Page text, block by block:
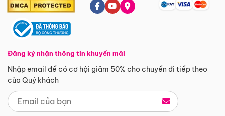
Đăng ký nhận thông tin khuyến mãi
Nhập email để có cơ hội giảm 50% cho chuyến đi tiếp theo
của Quý khách